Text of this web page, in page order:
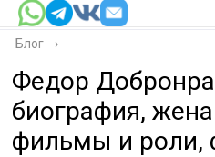
Блог ›
Федор
биография,
фильмы и роли,